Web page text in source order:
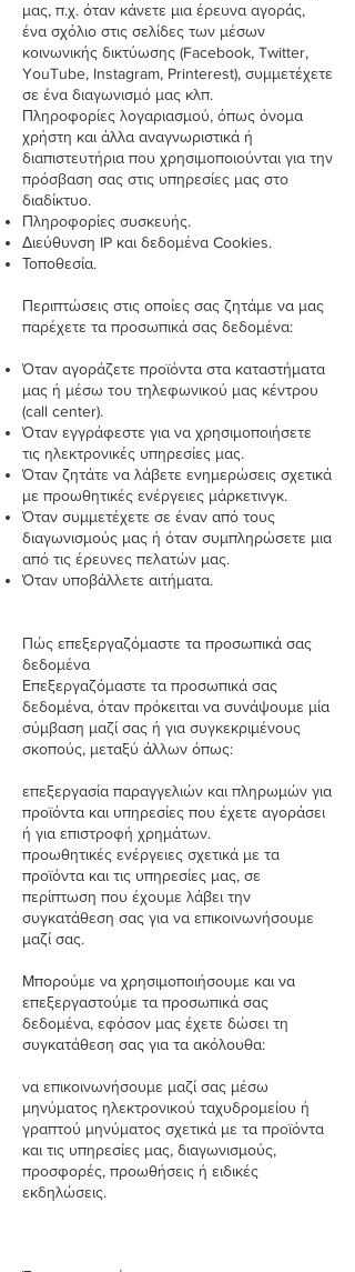
μας, π.χ. όταν κάνετε μια έρευνα αγοράς,
ένα σχόλιο στις σελίδες των μέσων
κοινωνικής δικτύωσης (Facebook, Twitter,
YouTube, Instagram, Printerest), συμμετέχετε
σε ένα διαγωνισμό μας κλπ.
Πληροφορίες λογαριασμού, όπως όνομα
χρήστη και άλλα αναγνωριστικά ή
διαπιστευτήρια που χρησιμοποιούνται για την
πρόσβαση σας στις υπηρεσίες μας στο
διαδίκτυο.
Πληροφορίες συσκευής.
Διεύθυνση IP και δεδομένα Cookies.
Τοποθεσία.
Περιπτώσεις στις οποίες σας ζητάμε να μας
παρέχετε τα προσωπικά σας δεδομένα:
Όταν αγοράζετε προϊόντα στα καταστήματα
μας ή μέσω του τηλεφωνικού μας κέντρου
(call center).
Όταν εγγράφεστε για να χρησιμοποιήσετε
τις ηλεκτρονικές υπηρεσίες μας.
Όταν ζητάτε να λάβετε ενημερώσεις σχετικά
με προωθητικές ενέργειες μάρκετινγκ.
Όταν συμμετέχετε σε έναν από τους
διαγωνισμούς μας ή όταν συμπληρώσετε μια
από τις έρευνες πελατών μας.
Όταν υποβάλλετε αιτήματα.
Πώς επεξεργαζόμαστε τα προσωπικά σας
δεδομένα
Επεξεργαζόμαστε τα προσωπικά σας
δεδομένα, όταν πρόκειται να συνάψουμε μία
σύμβαση μαζί σας ή για συγκεκριμένους
σκοπούς, μεταξύ άλλων όπως:
επεξεργασία παραγγελιών και πληρωμών για
προϊόντα και υπηρεσίες που έχετε αγοράσει
ή για επιστροφή χρημάτων.
προωθητικές ενέργειες σχετικά με τα
προϊόντα και τις υπηρεσίες μας, σε
περίπτωση που έχουμε λάβει την
συγκατάθεση σας για να επικοινωνήσουμε
μαζί σας.
Μπορούμε να χρησιμοποιήσουμε και να
επεξεργαστούμε τα προσωπικά σας
δεδομένα, εφόσον μας έχετε δώσει τη
συγκατάθεση σας για τα ακόλουθα:
να επικοινωνήσουμε μαζί σας μέσω
μηνύματος ηλεκτρονικού ταχυδρομείου ή
γραπτού μηνύματος σχετικά με τα προϊόντα
και τις υπηρεσίες μας, διαγωνισμούς,
προσφορές, προωθήσεις ή ειδικές
εκδηλώσεις.